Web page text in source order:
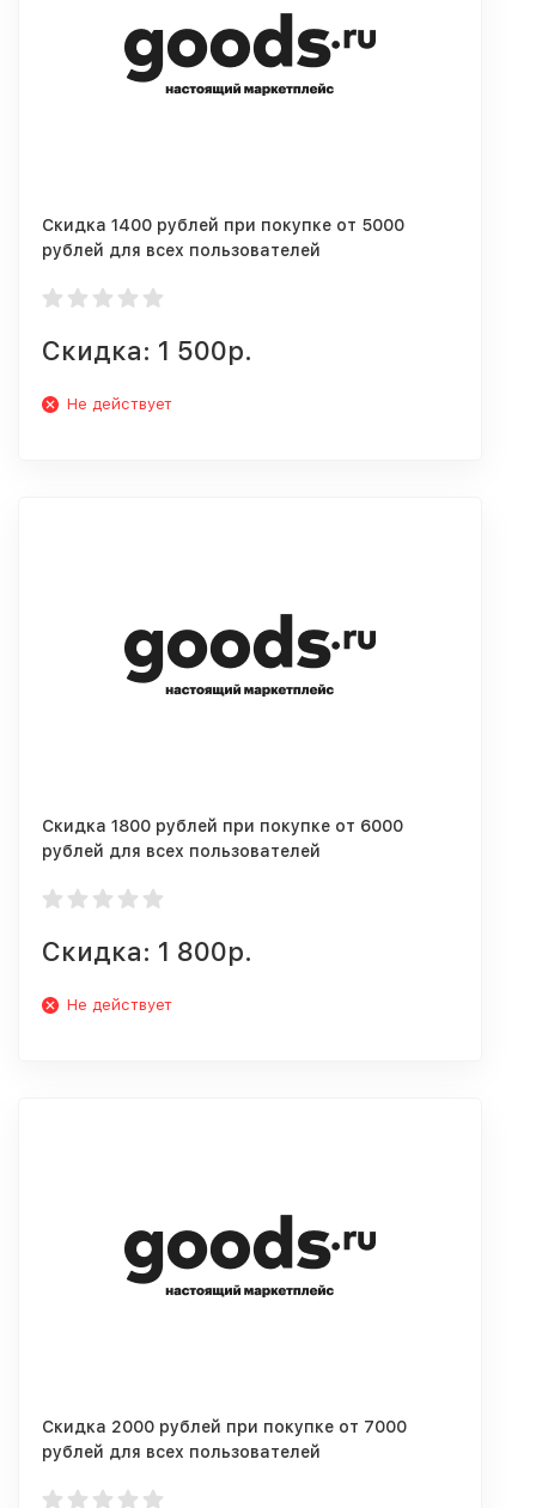
Скидка 1400 рублей при покупке от 5000
рублей для всех пользователей
Скидка: 1 500р.
Не действует
Скидка 1800 рублей при покупке от 6000
рублей для всех пользователей
Скидка: 1 800р.
Не действует
Скидка 2000 рублей при покупке от 7000
рублей для всех пользователей